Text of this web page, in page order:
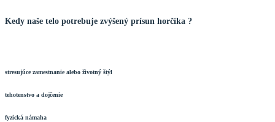
Kedy naše telo potrebuje zvýšený prísun horčíka ?
stresujúce zamestnanie alebo životný štýl
tehotenstvo a dojčenie
fyzická námaha